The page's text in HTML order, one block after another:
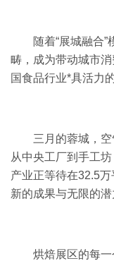
随着“展城融合
畴，成为带动城市
国食品行业*具活力
三月的蓉城，
从中央工厂到手工
产业正等待在32.5
新的成果与无限的潜
烘焙展区的每